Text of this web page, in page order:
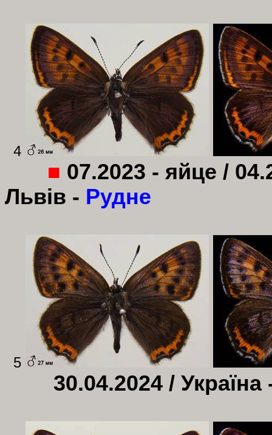
4
■ 07.2023 - яйце /
Львів - Рудне
5
30.04.2024 /